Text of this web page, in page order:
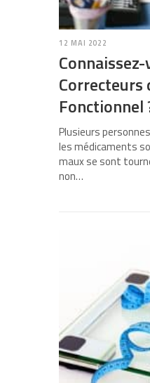
12 MAI 2022
Correcteurs
Fonctionnel
Plusieurs
les médicaments
maux se sont
non…